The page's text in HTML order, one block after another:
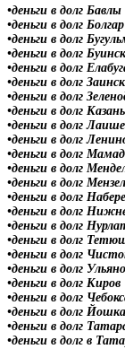
•деньги в долг Бавлы
•деньги в долг Болгар
•деньги в долг
•деньги в долг
•деньги в долг
•деньги в долг Заинск
•деньги в долг
•деньги в долг Казань
•деньги в долг
•деньги в долг
•деньги в долг
•деньги в долг
•деньги в долг
•деньги в долг
•деньги в долг
•деньги в долг
•деньги в долг
•деньги в долг
•деньги в долг
•деньги в долг Киров
•деньги в долг
•деньги в долг
•деньги в долг
•деньги в долг в